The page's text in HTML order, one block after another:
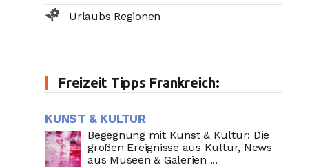
Urlaubs Regionen
Freizeit Tipps Frankreich:
KUNST & KULTUR
Begegnung mit Kunst & Kultur: Die
großen Ereignisse aus Kultur, News
aus Museen & Galerien ...